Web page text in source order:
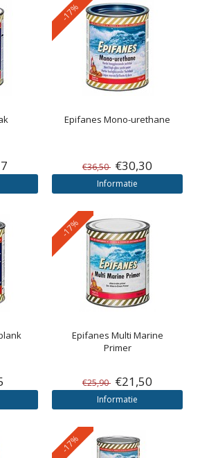
-17%
Epifanes Mono-urethane
€36,50 €30,30
Informatie
-17%
Epifanes Multi Marine
Primer
€25,90 €21,50
Informatie
-17%